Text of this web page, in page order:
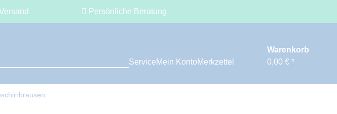
Persönliche Beratung
ServiceMein KontoMerkzettel
Warenkorb
0,00 € *